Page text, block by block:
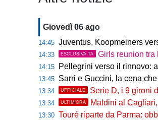
Giovedì 06 ago
14:45 Juventus, Koopmeiners verso
14:33 ESCLUSIVA TA Girls reunion
14:15 Pellegrini verso il rinnovo:
13:45 Sarri e Guccini, la cena
13:34 UFFICIALE Serie D, i 9 gironi della
13:34 ULTIM'ORA Maldini al
13:30 Touré riparte da Parma: